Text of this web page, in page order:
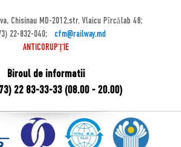
Chisinau MD-2012,str. Vlaicu Pîrcălab 48;
22-832-040;
cfm@railway.md
ANTICORUPȚIE
Biroul de informatii
22 83-33-33 (08.00 - 20.00)